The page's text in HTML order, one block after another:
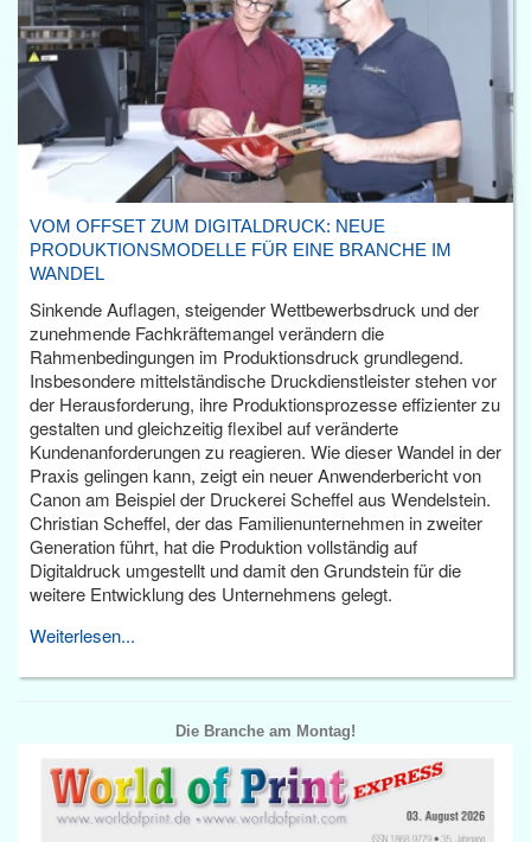
VOM OFFSET ZUM DIGITALDRUCK: NEUE
PRODUKTIONSMODELLE FÜR EINE BRANCHE IM
WANDEL
Sinkende Auflagen, steigender Wettbewerbsdruck und der
zunehmende Fachkräftemangel verändern die
Rahmenbedingungen im Produktionsdruck grundlegend.
Insbesondere mittelständische Druckdienstleister stehen vor
der Herausforderung, ihre Produktionsprozesse effizienter zu
gestalten und gleichzeitig flexibel auf veränderte
Kundenanforderungen zu reagieren. Wie dieser Wandel in der
Praxis gelingen kann, zeigt ein neuer Anwenderbericht von
Canon am Beispiel der Druckerei Scheffel aus Wendelstein.
Christian Scheffel, der das Familienunternehmen in zweiter
Generation führt, hat die Produktion vollständig auf
Digitaldruck umgestellt und damit den Grundstein für die
weitere Entwicklung des Unternehmens gelegt.
Weiterlesen...
Die Branche am Montag!